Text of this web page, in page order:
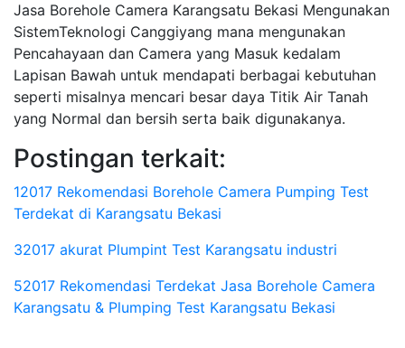
Jasa Borehole Camera Karangsatu Bekasi Mengunakan
SistemTeknologi Canggiyang mana mengunakan
Pencahayaan dan Camera yang Masuk kedalam
Lapisan Bawah untuk mendapati berbagai kebutuhan
seperti misalnya mencari besar daya Titik Air Tanah
yang Normal dan bersih serta baik digunakanya.
Postingan terkait:
12017 Rekomendasi Borehole Camera Pumping Test
Terdekat di Karangsatu Bekasi
32017 akurat Plumpint Test Karangsatu industri
52017 Rekomendasi Terdekat Jasa Borehole Camera
Karangsatu & Plumping Test Karangsatu Bekasi